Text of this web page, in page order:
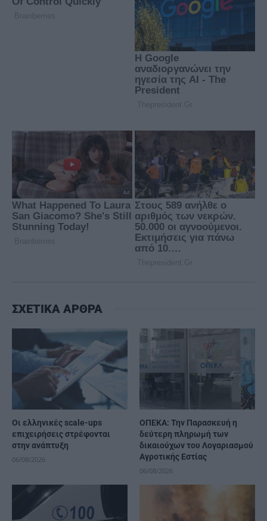
ΣΧΕΤΙΚΑ ΑΡΘΡΑ
Οι ελληνικές scale-ups
επιχειρήσεις στρέφονται
στην ανάπτυξη
06/08/2026
ΟΠΕΚΑ: Την Παρασκευή η
δεύτερη πληρωμή των
δικαιούχων του Λογαριασμού
Αγροτικής Εστίας
06/08/2026